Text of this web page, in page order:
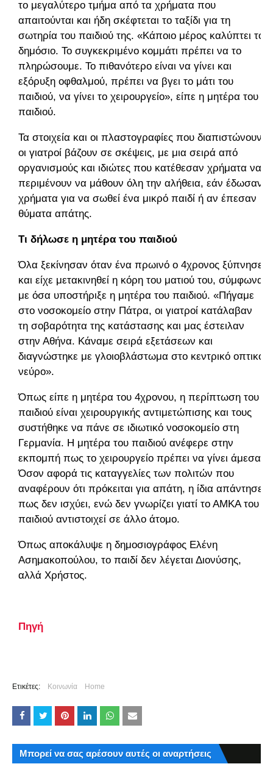
το μεγαλύτερο τμήμα από τα χρήματα που
απαιτούνται και ήδη σκέφτεται το ταξίδι για τη
σωτηρία του παιδιού της. «Κάποιο μέρος καλύπτει το
δημόσιο. Το συγκεκριμένο κομμάτι πρέπει να το
πληρώσουμε. Το πιθανότερο είναι να γίνει και
εξόρυξη οφθαλμού, πρέπει να βγει το μάτι του
παιδιού, να γίνει το χειρουργείο», είπε η μητέρα του
παιδιού.
Τα στοιχεία και οι πλαστογραφίες που διαπιστώνουν
οι γιατροί βάζουν σε σκέψεις, με μια σειρά από
οργανισμούς και ιδιώτες που κατέθεσαν χρήματα να
περιμένουν να μάθουν όλη την αλήθεια, εάν έδωσαν
χρήματα για να σωθεί ένα μικρό παιδί ή αν έπεσαν
θύματα απάτης.
Τι δήλωσε η μητέρα του παιδιού
Όλα ξεκίνησαν όταν ένα πρωινό ο 4χρονος ξύπνησε
και είχε μετακινηθεί η κόρη του ματιού του, σύμφωνα
με όσα υποστήριξε η μητέρα του παιδιού. «Πήγαμε
στο νοσοκομείο στην Πάτρα, οι γιατροί κατάλαβαν
τη σοβαρότητα της κατάστασης και μας έστειλαν
στην Αθήνα. Κάναμε σειρά εξετάσεων και
διαγνώστηκε με γλοιοβλάστωμα στο κεντρικό οπτικό
νεύρο».
Όπως είπε η μητέρα του 4χρονου, η περίπτωση του
παιδιού είναι χειρουργικής αντιμετώπισης και τους
συστήθηκε να πάνε σε ιδιωτικό νοσοκομείο στη
Γερμανία. Η μητέρα του παιδιού ανέφερε στην
εκπομπή πως το χειρουργείο πρέπει να γίνει άμεσα.
Όσον αφορά τις καταγγελίες των πολιτών που
αναφέρουν ότι πρόκειται για απάτη, η ίδια απάντησε
πως δεν ισχύει, ενώ δεν γνωρίζει γιατί το ΑΜΚΑ του
παιδιού αντιστοιχεί σε άλλο άτομο.
Όπως αποκάλυψε η δημοσιογράφος Ελένη
Ασημακοπούλου, το παιδί δεν λέγεται Διονύσης,
αλλά Χρήστος.
Πηγή
Ετικέτες: Κοινωνία Home
Μπορεί να σας αρέσουν αυτές οι αναρτήσεις